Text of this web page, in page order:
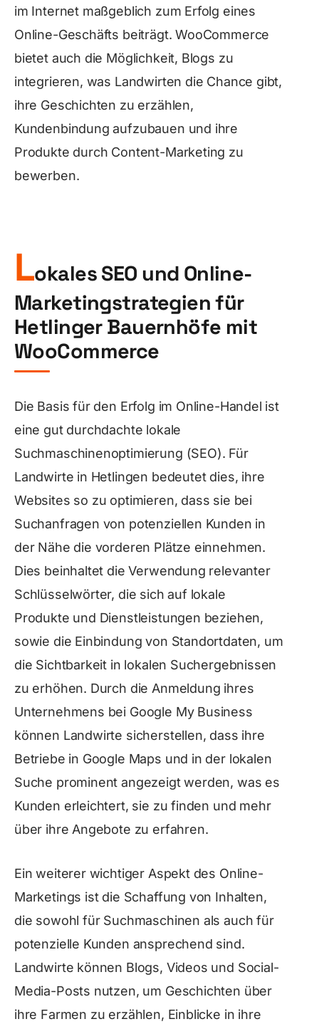
im Internet maßgeblich zum Erfolg eines
Online-Geschäfts beiträgt. WooCommerce
bietet auch die Möglichkeit, Blogs zu
integrieren, was Landwirten die Chance gibt,
ihre Geschichten zu erzählen,
Kundenbindung aufzubauen und ihre
Produkte durch Content-Marketing zu
bewerben.
Lokales SEO und Online-
Marketingstrategien für
Hetlinger Bauernhöfe mit
WooCommerce
Die Basis für den Erfolg im Online-Handel ist
eine gut durchdachte lokale
Suchmaschinenoptimierung (SEO). Für
Landwirte in Hetlingen bedeutet dies, ihre
Websites so zu optimieren, dass sie bei
Suchanfragen von potenziellen Kunden in
der Nähe die vorderen Plätze einnehmen.
Dies beinhaltet die Verwendung relevanter
Schlüsselwörter, die sich auf lokale
Produkte und Dienstleistungen beziehen,
sowie die Einbindung von Standortdaten, um
die Sichtbarkeit in lokalen Suchergebnissen
zu erhöhen. Durch die Anmeldung ihres
Unternehmens bei Google My Business
können Landwirte sicherstellen, dass ihre
Betriebe in Google Maps und in der lokalen
Suche prominent angezeigt werden, was es
Kunden erleichtert, sie zu finden und mehr
über ihre Angebote zu erfahren.
Ein weiterer wichtiger Aspekt des Online-
Marketings ist die Schaffung von Inhalten,
die sowohl für Suchmaschinen als auch für
potenzielle Kunden ansprechend sind.
Landwirte können Blogs, Videos und Social-
Media-Posts nutzen, um Geschichten über
ihre Farmen zu erzählen, Einblicke in ihre